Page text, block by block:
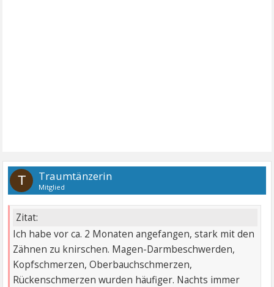
T Traumtänzerin
Mitglied
Zitat:
Ich habe vor ca. 2 Monaten angefangen, stark mit den
Zähnen zu knirschen. Magen-Darmbeschwerden,
Kopfschmerzen, Oberbauchschmerzen,
Rückenschmerzen wurden häufiger. Nachts immer